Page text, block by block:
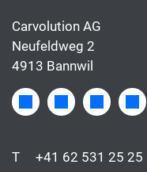
Carvolution AG
Neufeldweg 2
4913 Bannwil
T +41 62 531 25 25